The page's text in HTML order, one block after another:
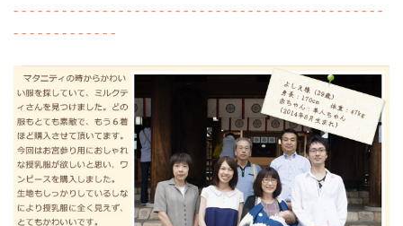
- - - - - - - - - - - - - - - - - - - - - - - - - - - - - - - - - - - - - - - - - - - - - -
- - - - - - - - - - - - -